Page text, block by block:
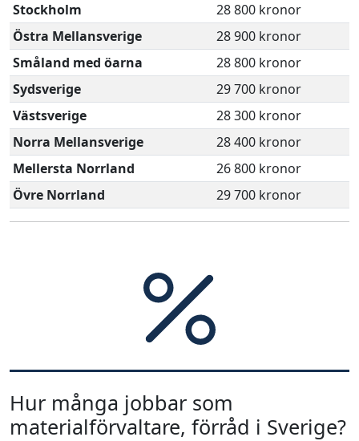
Stockholm
28 800 kronor
Östra Mellansverige
28 900 kronor
Småland med öarna
28 800 kronor
Sydsverige
29 700 kronor
Västsverige
28 300 kronor
Norra Mellansverige
28 400 kronor
Mellersta Norrland
26 800 kronor
Övre Norrland
29 700 kronor
Hur många jobbar som
materialförvaltare, förråd i Sverige?